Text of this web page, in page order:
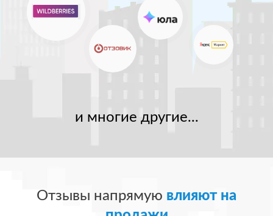
и многие другие...
Отзывы напрямую влияют на